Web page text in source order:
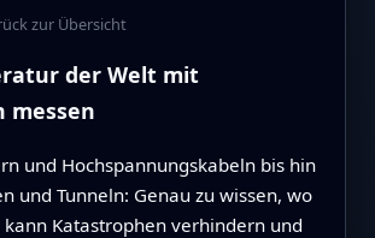
zur Übersicht
der Welt mit
messen
und Hochspannungskabeln bis hin
und Tunneln: Genau zu wissen, wo
Katastrophen verhindern und